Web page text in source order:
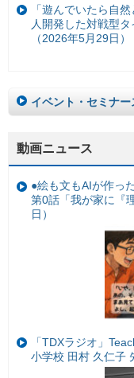
「遊んでいたら自
人開発した対戦型
（2026年5月29日）
イベント・セミナ
動画ニュース
●絵も文もAIが作っ
第0話「我が家に『
日）
「TDXラジオ」
小学校 田村 久仁子